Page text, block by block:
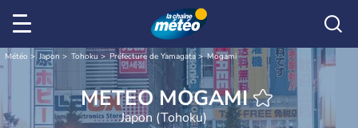
Météo Japon Tohoku Préfecture de Yamagata Mogami
METEO MOGAMI
Japon (Tohoku)